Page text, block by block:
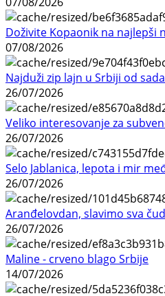
Doživite Kopaonik na najlepši
07/08/2026
Najduži zip lajn u Srbiji od
26/07/2026
Veliko interesovanje za
26/07/2026
Selo Jablanica, lepota i mir
26/07/2026
Aranđelovdan, slavimo sva
26/07/2026
Maline - crveno blago Srbije
14/07/2026